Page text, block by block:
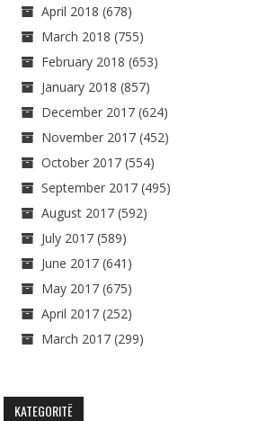
April 2018 (678)
March 2018 (755)
February 2018 (653)
January 2018 (857)
December 2017 (624)
November 2017 (452)
October 2017 (554)
September 2017 (495)
August 2017 (592)
July 2017 (589)
June 2017 (641)
May 2017 (675)
April 2017 (252)
March 2017 (299)
KATEGORITË